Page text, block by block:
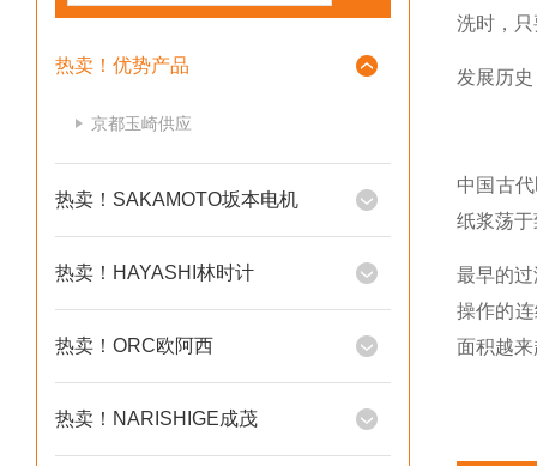
热卖！优势产品
京都玉崎供应
热卖！SAKAMOTO坂本电机
热卖！HAYASHI林时计
热卖！ORC欧阿西
热卖！NARISHIGE成茂
洗时，
发展历史
中国古
纸浆荡
最早的
操作的
面积越